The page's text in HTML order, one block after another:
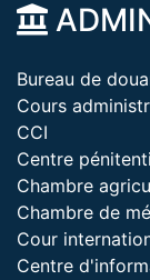
Bureau de
Cours
CCI
Centre
Chambre
Chambre de
Cour
Centre